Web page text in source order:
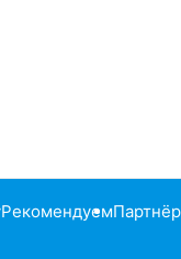
Рекомендуем